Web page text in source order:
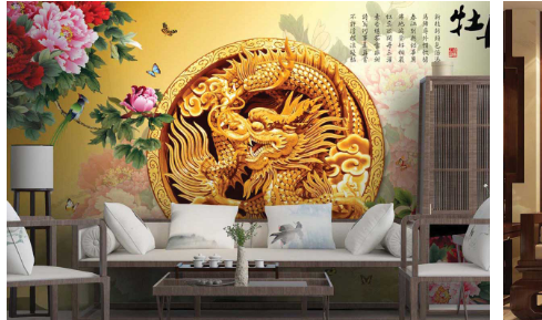
ม้ามงคล